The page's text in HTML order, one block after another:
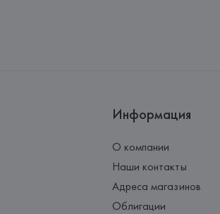
Информация
О компании
Наши контакты
Адреса магазинов
Облигации